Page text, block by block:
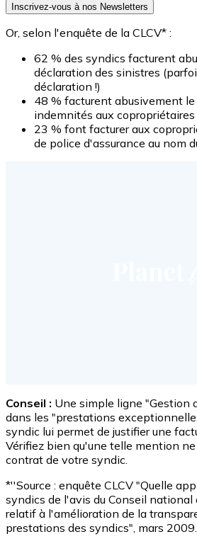
Inscrivez-vous à nos Newsletters
Or, selon l'enquête de la CLCV* :
62 % des syndics facturent
déclaration des sinistres
déclaration !)
48 % facturent abusivement
indemnités aux
23 % font facturer aux
de police d'assurance au nom
Conseil : Une simple ligne "Gestion
dans les "prestations
syndic lui permet de justifier une
Vérifiez bien qu'une telle mention
contrat de votre syndic.
*''Source : enquête CLCV "Quelle
syndics de l'avis du Conseil
relatif à l'amélioration de la
prestations des syndics", mars